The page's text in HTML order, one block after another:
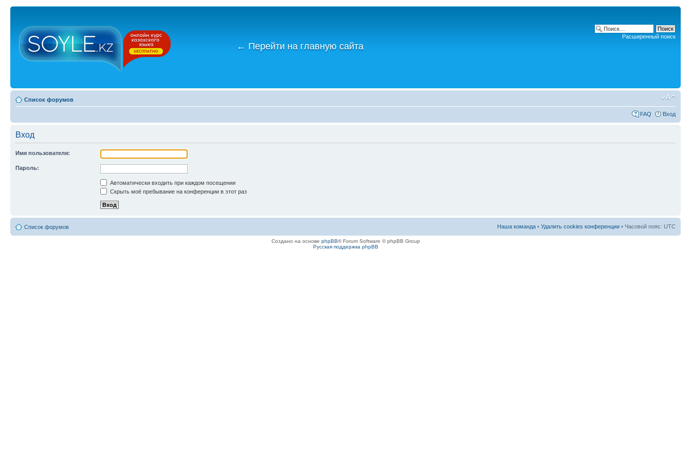
← Перейти на главную сайта
Расширенный поиск
Список форумов
FAQ Вход
Вход
Имя пользователя:
Пароль:
Автоматически входить при каждом посещении
Скрыть моё пребывание на конференции в этот раз
Список форумов Наша команда • Удалить cookies конференции • Часовой пояс: UTC
Создано на основе phpBB® Forum Software © phpBB Group
Русская поддержка phpBB